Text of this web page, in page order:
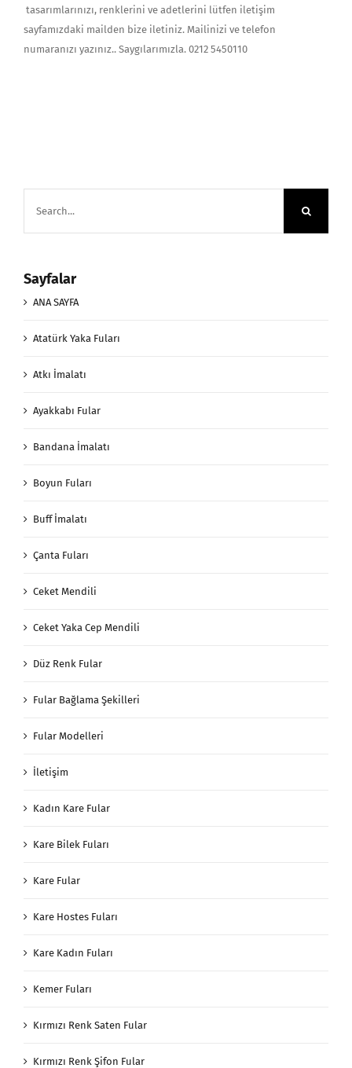
tasarımlarınızı, renklerini ve adetlerini lütfen iletişim
sayfamızdaki mailden bize iletiniz. Mailinizi ve telefon
numaranızı yazınız.. Saygılarımızla. 0212 5450110
for:
Sayfalar
ANA SAYFA
Atatürk Yaka Fuları
Atkı İmalatı
Ayakkabı Fular
Bandana İmalatı
Boyun Fuları
Buff İmalatı
Çanta Fuları
Ceket Mendili
Ceket Yaka Cep Mendili
Düz Renk Fular
Fular Bağlama Şekilleri
Fular Modelleri
İletişim
Kadın Kare Fular
Kare Bilek Fuları
Kare Fular
Kare Hostes Fuları
Kare Kadın Fuları
Kemer Fuları
Kırmızı Renk Saten Fular
Kırmızı Renk Şifon Fular